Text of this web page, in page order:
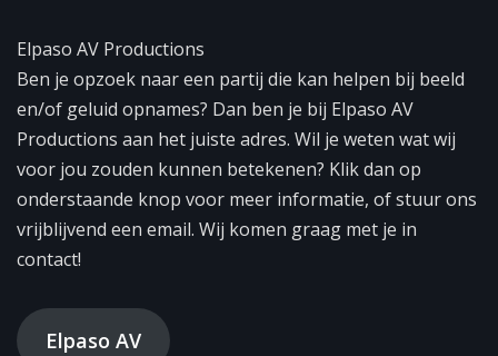
Elpaso AV Productions
Ben je opzoek naar een partij die kan helpen bij beeld
en/of geluid opnames? Dan ben je bij Elpaso AV
Productions aan het juiste adres. Wil je weten wat wij
voor jou zouden kunnen betekenen? Klik dan op
onderstaande knop voor meer informatie, of stuur ons
vrijblijvend een email. Wij komen graag met je in
contact!
Elpaso AV